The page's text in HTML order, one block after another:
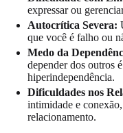
expressar ou
Autocrítica Severa:
que você é falho ou
Medo da
depender dos outros
hiperindependência.
Dificuldades nos
intimidade e
relacionamento.